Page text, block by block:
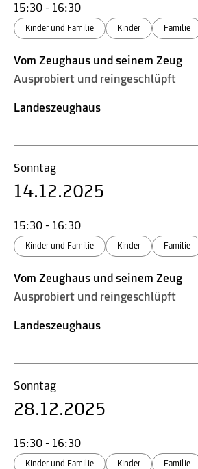
15:30 - 16:30
Kinder und Familie Kinder Familie
Vom Zeughaus und seinem Zeug
Ausprobiert und reingeschlüpft
Landeszeughaus
Sonntag
14.12.2025
15:30 - 16:30
Kinder und Familie Kinder Familie
Vom Zeughaus und seinem Zeug
Ausprobiert und reingeschlüpft
Landeszeughaus
Sonntag
28.12.2025
15:30 - 16:30
Kinder und Familie Kinder Familie